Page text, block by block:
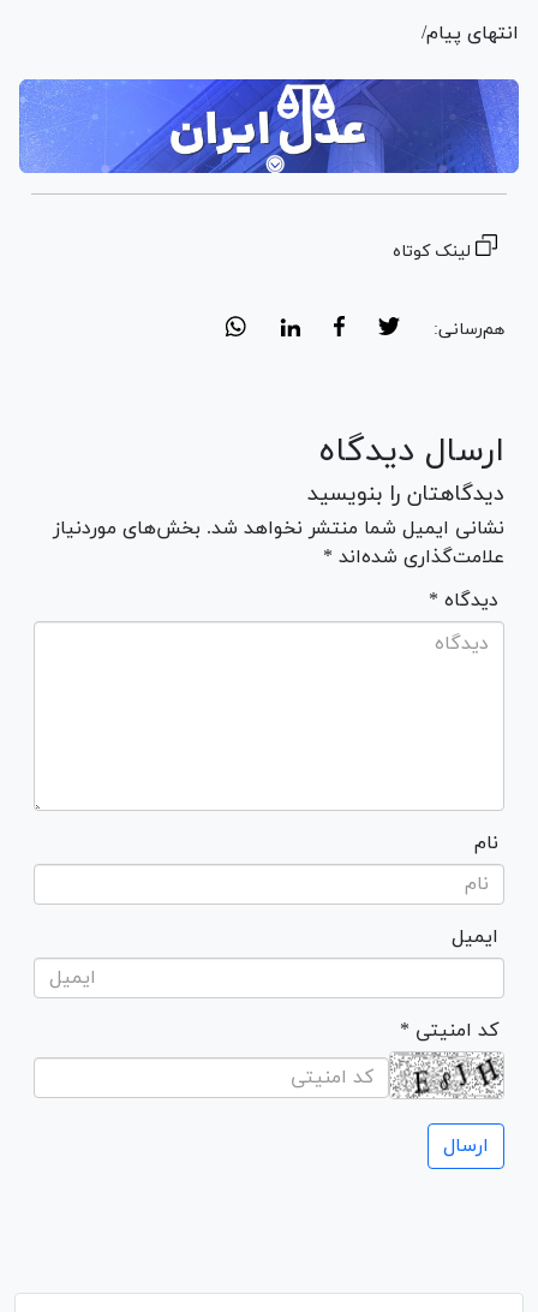
انتهای پیام/
لینک کوتاه
هم‌رسانی:
ارسال دیدگاه
دیدگاهتان را بنویسید
نشانی ایمیل شما منتشر نخواهد شد. بخش‌های موردنیاز
علامت‌گذاری شده‌اند *
* دیدگاه
نام
ایمیل
* کد امنیتی